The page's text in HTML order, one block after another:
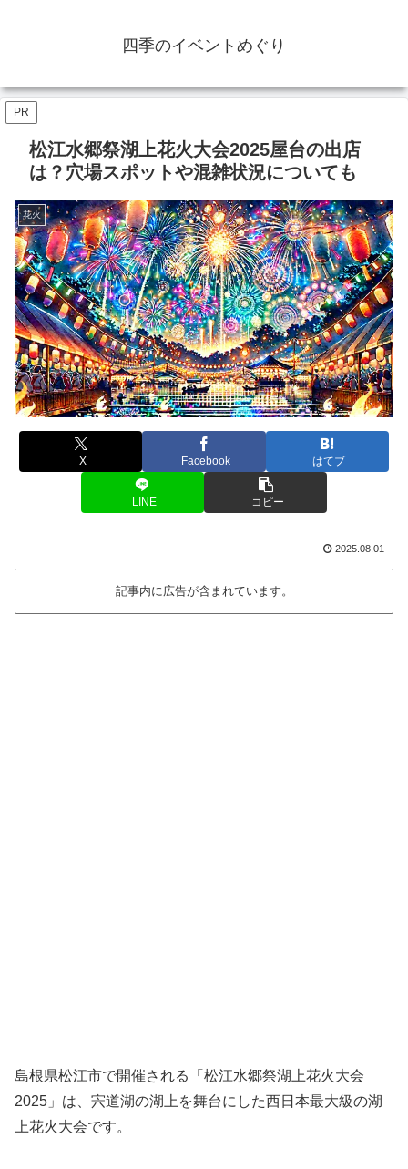
四季のイベントめぐり
PR
松江水郷祭湖上花火大会2025屋台の出店
は？穴場スポットや混雑状況についても
花火
X Facebook はてブ
LINE コピー
2025.08.01
記事内に広告が含まれています。
島根県松江市で開催される「松江水郷祭湖上花火大会
2025」は、宍道湖の湖上を舞台にした西日本最大級の湖
上花火大会です。